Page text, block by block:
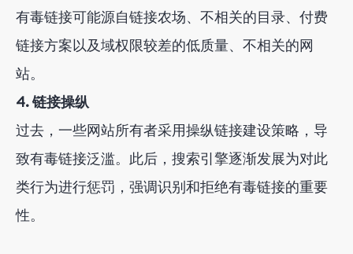
有毒链接可能源自链接农场、不相关的目录、付费
链接方案以及域权限较差的低质量、不相关的网
站。
4. 链接操纵
过去，一些网站所有者采用操纵链接建设策略，导
致有毒链接泛滥。此后，搜索引擎逐渐发展为对此
类行为进行惩罚，强调识别和拒绝有毒链接的重要
性。